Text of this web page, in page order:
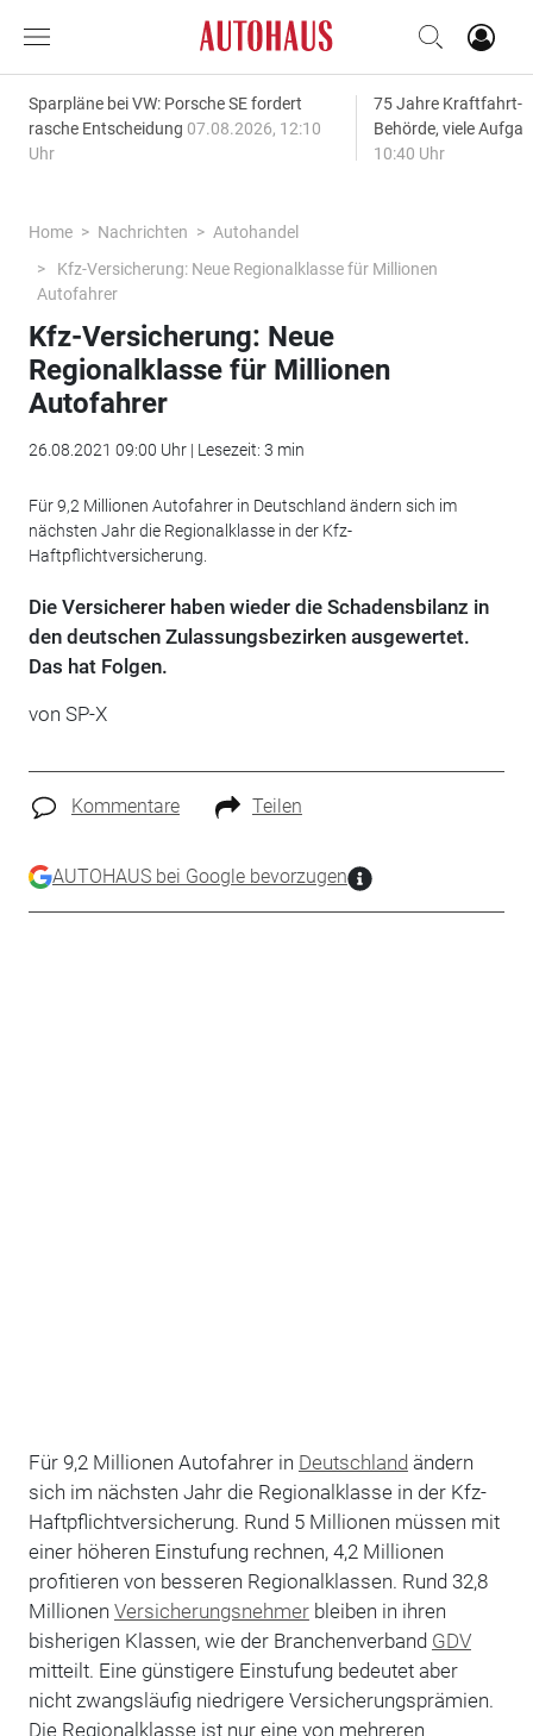
Sparpläne bei VW: Porsche SE fordert
rasche Entscheidung 07.08.2026, 12:10
Uhr
75 Jahre Kraftfahrt-
Behörde, viele
10:40 Uhr
Home Nachrichten
Autohandel
Kfz-Versicherung: Neue Regionalklasse für Millionen
Autofahrer
Kfz-Versicherung: Neue
Regionalklasse für Millionen
Autofahrer
26.08.2021 09:00 Uhr | Lesezeit: 3 min
Für 9,2 Millionen Autofahrer in Deutschland ändern sich im
nächsten Jahr die Regionalklasse in der Kfz-
Haftpflichtversicherung.
Die Versicherer haben wieder die Schadensbilanz in
den deutschen Zulassungsbezirken ausgewertet.
Das hat Folgen.
von SP-X
Kommentare Teilen
AUTOHAUS bei Google bevorzugen
Für 9,2 Millionen Autofahrer in Deutschland ändern
sich im nächsten Jahr die Regionalklasse in der Kfz-
Haftpflichtversicherung. Rund 5 Millionen müssen mit
einer höheren Einstufung rechnen, 4,2 Millionen
profitieren von besseren Regionalklassen. Rund 32,8
Millionen Versicherungsnehmerbleiben in ihren
bisherigen Klassen, wie der Branchenverband GDV
mitteilt. Eine günstigere Einstufung bedeutet aber
nicht zwangsläufig niedrigere Versicherungsprämien.
Die Regionalklasse ist nur eine von mehreren